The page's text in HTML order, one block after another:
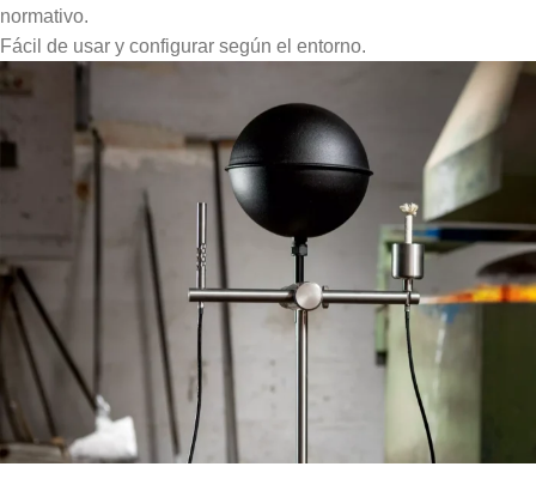
normativo.
Fácil de usar y configurar según el entorno.